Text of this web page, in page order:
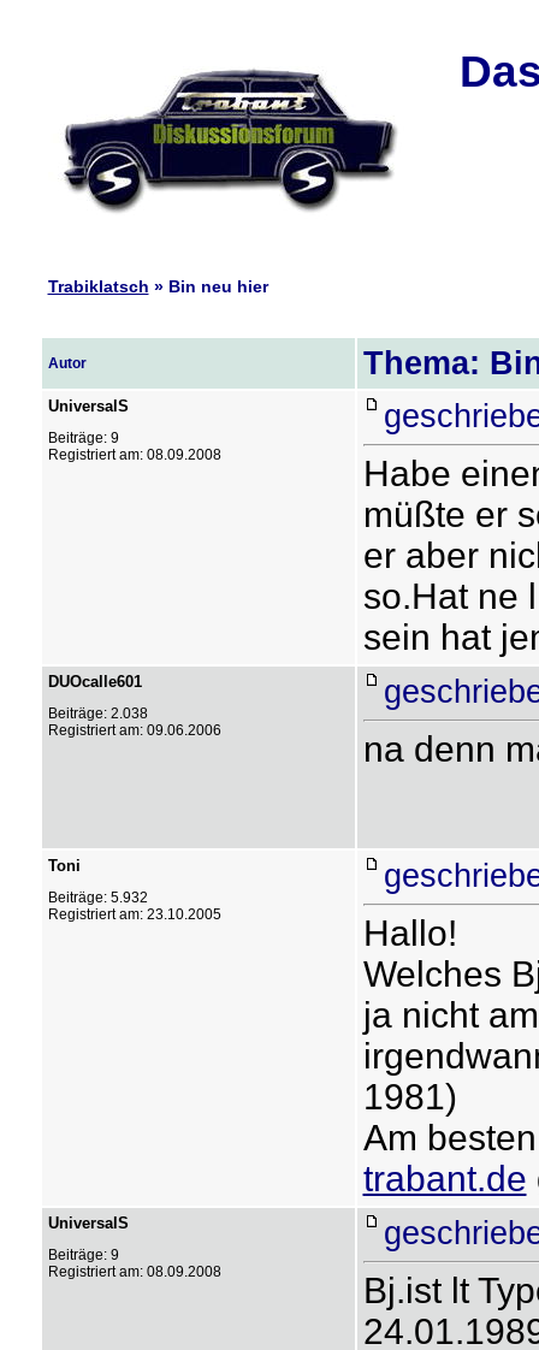
Trabiklatsch » Bin neu hier
Autor Thema:
UniversalS
Beiträge: 9
Registriert am: 08.09.2008
Habe
müßte er
er aber
so.Hat ne
sein hat
DUOcalle601
Beiträge: 2.038
Registriert am: 09.06.2006
na denn
Toni
Beiträge: 5.932
Registriert am: 23.10.2005
Hallo!
Welches
ja nicht
1981)
Am
trabant.de
UniversalS
Beiträge: 9
Registriert am: 08.09.2008
Bj.ist lt